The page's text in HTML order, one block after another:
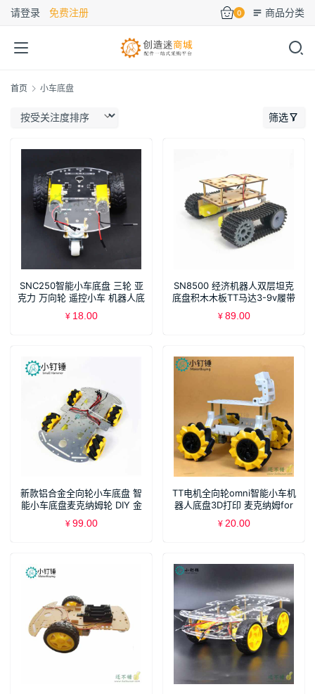
请登录 免费注册 0 商品分类
首页 小车底盘
筛选
SNC250智能小车底盘 三轮 亚
克力 万向轮 遥控小车 机器人底
盘 arduino
¥ 18.00
SN8500 经济机器人双层坦克
底盘积木木板TT马达3-9v履带
智能小车底盘
¥ 89.00
新款铝合金全向轮小车底盘 智
能小车底盘麦克纳姆轮 DIY 金
属底盘 SNC380
¥ 99.00
TT电机全向轮omni智能小车机
器人底盘3D打印 麦克纳姆for
arduino
¥ 20.00